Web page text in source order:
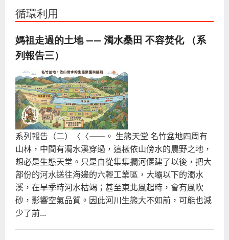
循環利用
媽祖走過的土地 —— 濁水桑田 不容焚化 （系
列報告三）
系列報告（二）〈〈――。 生態天堂 名竹盆地四周有
山林，中間有濁水溪穿過，這樣依山傍水的農野之地，
想必是生態天堂。只是自從集集攔河偃建了以後，把大
部份的河水送往海邊的六輕工業區，大壩以下的濁水
溪，在旱季時河水枯竭；甚至東北風起時，會有風吹
砂，影響空氣品質。因此河川生態大不如前，可能也減
少了前...